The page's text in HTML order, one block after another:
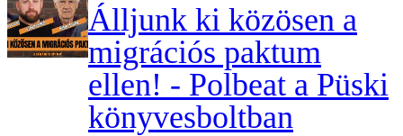
Álljunk ki közösen a
migrációs paktum
ellen! - Polbeat a Püski
könyvesboltban